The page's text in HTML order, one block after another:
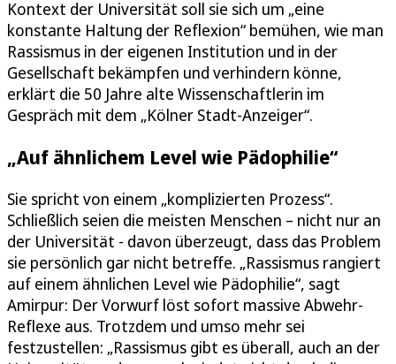
Kontext der Universität soll sie sich um „eine
konstante Haltung der Reflexion“ bemühen, wie man
Rassismus in der eigenen Institution und in der
Gesellschaft bekämpfen und verhindern könne,
erklärt die 50 Jahre alte Wissenschaftlerin im
Gespräch mit dem „Kölner Stadt-Anzeiger“.
„Auf ähnlichem Level wie Pädophilie“
Sie spricht von einem „komplizierten Prozess“.
Schließlich seien die meisten Menschen – nicht nur an
der Universität - davon überzeugt, dass das Problem
sie persönlich gar nicht betreffe. „Rassismus rangiert
auf einem ähnlichen Level wie Pädophilie“, sagt
Amirpur: Der Vorwurf löst sofort massive Abwehr-
Reflexe aus. Trotzdem und umso mehr sei
festzustellen: „Rassismus gibt es überall, auch an der